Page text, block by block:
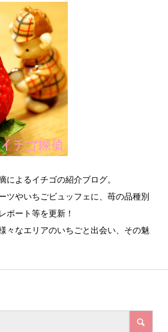
によるイチゴの紹介ブログ。
ツやいちごビュッフェに、苺の品種別
ポート等を更新！
々なエリアのいちごと出会い、その魅